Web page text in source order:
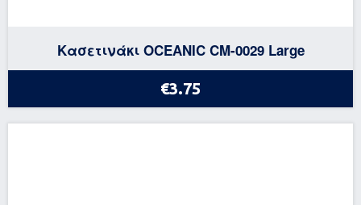
Κασετινάκι OCEANIC CM-0029 Large
€3.75